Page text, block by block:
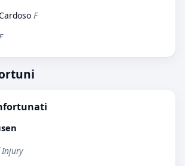
F
F
Injury